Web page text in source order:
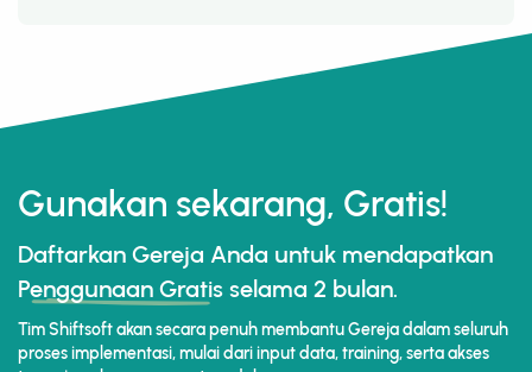
Gunakan sekarang, Gratis!
Daftarkan Gereja Anda untuk mendapatkan
Penggunaan Gratis selama 2 bulan.
Tim Shiftsoft akan secara penuh membantu Gereja dalam seluruh
proses implementasi, mulai dari input data, training, serta akses